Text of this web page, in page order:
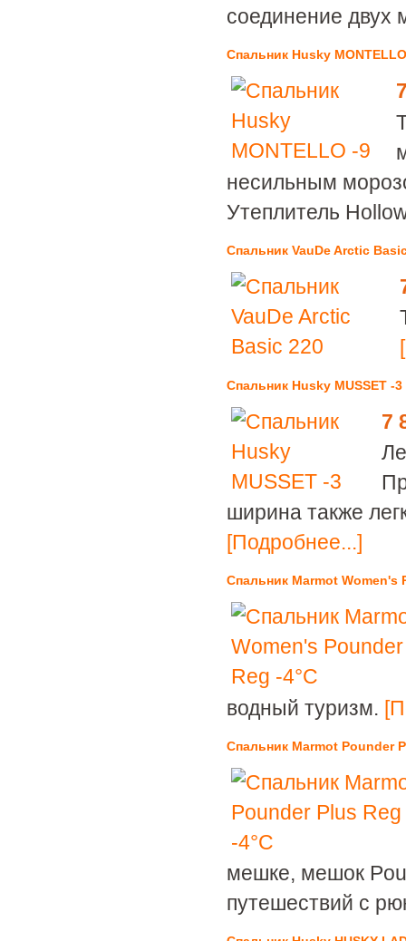
соединение
Спальник Husky
несильным
Утеплитель
Спальник VauDe Arctic
Спальник Husky MUSSET -3
7
ширина также
[Подробнее...]
Спальник Marmot Women's
водный туризм.
Спальник Marmot Pounder
мешке, мешок
путешествий с